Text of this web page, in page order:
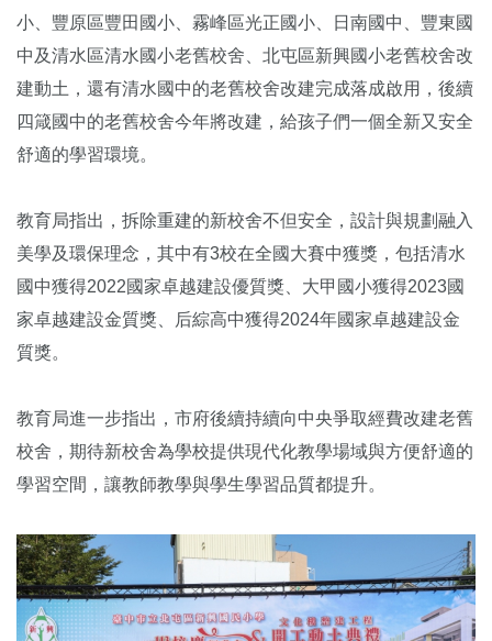
小、豐原區豐田國小、霧峰區光正國小、日南國中、豐東國
中及清水區清水國小老舊校舍、北屯區新興國小老舊校舍改
建動土，還有清水國中的老舊校舍改建完成落成啟用，後續
四箴國中的老舊校舍今年將改建，給孩子們一個全新又安全
舒適的學習環境。
教育局指出，拆除重建的新校舍不但安全，設計與規劃融入
美學及環保理念，其中有3校在全國大賽中獲獎，包括清水
國中獲得2022國家卓越建設優質獎、大甲國小獲得2023國
家卓越建設金質獎、后綜高中獲得2024年國家卓越建設金
質獎。
教育局進一步指出，市府後續持續向中央爭取經費改建老舊
校舍，期待新校舍為學校提供現代化教學場域與方便舒適的
學習空間，讓教師教學與學生學習品質都提升。